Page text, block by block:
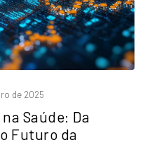
de 2025
Saúde: Da
Futuro da